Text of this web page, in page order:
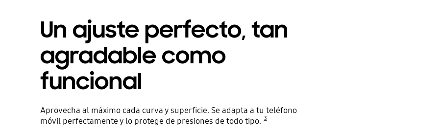
Un ajuste perfecto, tan
agradable como
funcional
Aprovecha al máximo cada curva y superficie. Se adapta a tu teléfono
móvil perfectamente y lo protege de presiones de todo tipo. 3